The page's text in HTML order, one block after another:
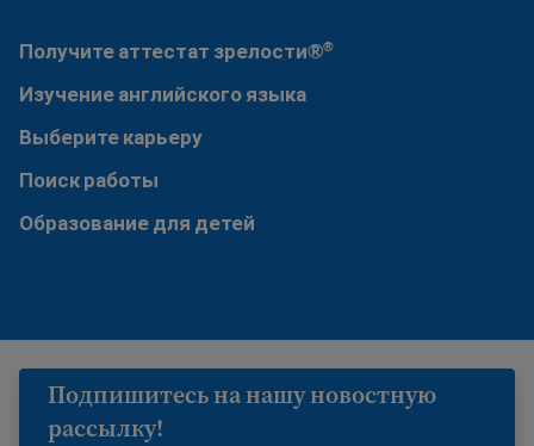
Get your GED®
Получите аттестат зрелости®®
Изучение английского языка
Изучение английского языка
Выберите карьеру
Выберите карьеру
Поиск работы
Поиск работы
Образование для детей
Образование для детей
Подпишитесь на нашу новостную
рассылку!